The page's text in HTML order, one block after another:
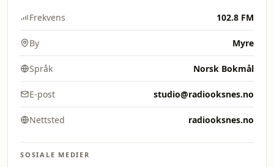
Frekvens 102.8 FM
By Myre
Språk Norsk Bokmål
E-post studio@radiooksnes.no
Nettsted radiooksnes.no
SOSIALE MEDIER